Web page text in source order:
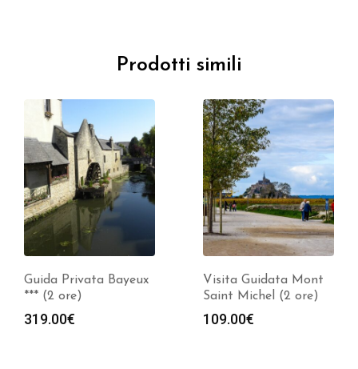
Prodotti simili
Guida Privata Bayeux
*** (2 ore)
319.00€
Visita Guidata Mont
Saint Michel (2 ore)
109.00€